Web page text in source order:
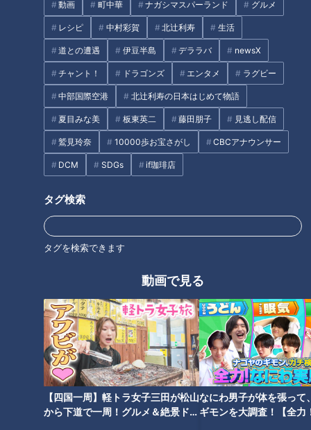
動画 町中華 ナガシマスパーランド グルメ
レシピ 中村彩賀 北辻利寿 生活
道との遭遇 伊豆半島 デララバ newsX
チャント！ ドラゴンズ エンタメ ラグビー
中部国際空港 北辻利寿の日本はじめて物語
夏目みな美 板東英二 藤田朋子 見逃し配信
鷲見玲奈 10000歩お宝さがし CBCアナウンサー
DCM SDGs if珈琲店
タグ検索
タグを検索できます
動画で見る
【四国一周】軽トラ女子三田が松山
から下道で一周！グルメ＆絶景ドラ
なにわ男子が体を張って
ギモンを大調査！【全力
いう奥さま。
御嵩町のおいしいものを聞くと「お肉屋さんでもいいです
くんに教えてくれたのが『キングというお肉屋さん』。お盆前
や年末など行列ができるという人気店で、取り扱っている肉が
おいしく、さらには揚げ物のコーナーもあり、奥さまのお気に
入りは『手羽先』だとか。
その【肉のキング】という精肉店に向かう副島くん。大きく目
立つ店舗を見つけます。
取材の対応をしてくださったのは、創業者である会長。経営は
退かれているそうですが、この日は揚げ物コーナーで仕事をし